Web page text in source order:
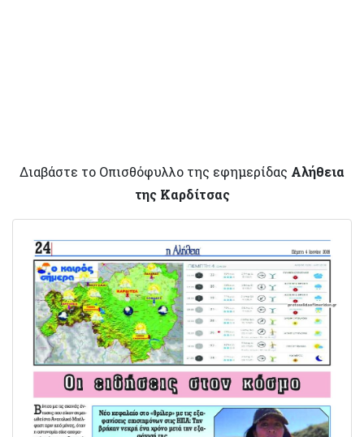
Διαβάστε το Οπισθόφυλλο της εφημερίδας Αλήθεια
της Καρδίτσας